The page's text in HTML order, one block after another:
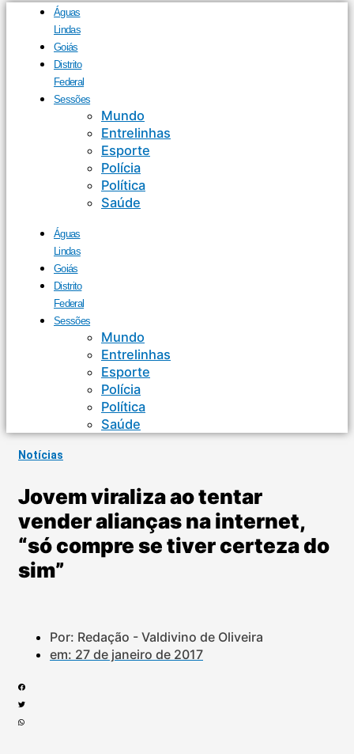
Águas
Lindas
Goiás
Distrito
Federal
Sessões
Mundo
Entrelinhas
Esporte
Polícia
Política
Saúde
Águas
Lindas
Goiás
Distrito
Federal
Sessões
Mundo
Entrelinhas
Esporte
Polícia
Política
Saúde
Notícias
Jovem viraliza ao tentar
vender alianças na internet,
“só compre se tiver certeza do
sim”
Por: Redação - Valdivino de Oliveira
em: 27 de janeiro de 2017